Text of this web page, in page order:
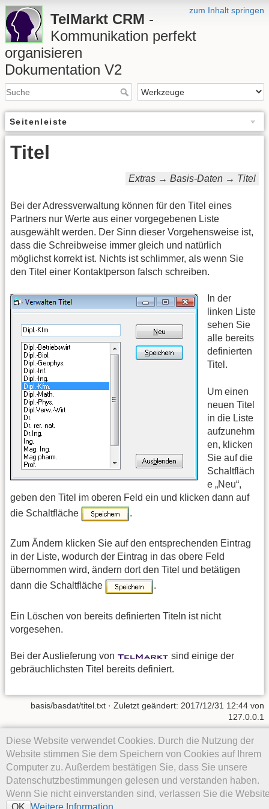
zum Inhalt springen
TelMarkt CRM -
Kommunikation perfekt
organisieren
Dokumentation V2
Seitenleiste
Titel
Extras → Basis-Daten → Titel
Bei der Adressverwaltung können für den Titel eines
Partners nur Werte aus einer vorgegebenen Liste
ausgewählt werden. Der Sinn dieser Vorgehensweise ist,
dass die Schreibweise immer gleich und natürlich
möglichst korrekt ist. Nichts ist schlimmer, als wenn Sie
den Titel einer Kontaktperson falsch schreiben.
In der
linken Liste
sehen Sie
alle bereits
definierten
Titel.
Um einen
neuen Titel
in die Liste
aufzunehm
en, klicken
Sie auf die
Schaltfläch
e „Neu“,
geben den Titel im oberen Feld ein und klicken dann auf
die Schaltfläche
.
Zum Ändern klicken Sie auf den entsprechenden Eintrag
in der Liste, wodurch der Eintrag in das obere Feld
übernommen wird, ändern dort den Titel und betätigen
dann die Schaltfläche
.
Ein Löschen von bereits definierten Titeln ist nicht
vorgesehen.
Bei der Auslieferung von
sind einige der
gebräuchlichsten Titel bereits definiert.
Diese Website verwendet Cookies. Durch die Nutzung der
Website stimmen Sie dem Speichern von Cookies auf Ihrem
Computer zu. Außerdem bestätigen Sie, dass Sie unsere
Datenschutzbestimmungen gelesen und verstanden haben.
Wenn Sie nicht einverstanden sind, verlassen Sie die
Weitere Information
basis/basdat/titel.txt · Zuletzt geändert: 2017/12/31 12:44 von
127.0.0.1
Falls nicht anders bezeichnet, ist der Inhalt dieses Wikis unter der
folgenden Lizenz veröffentlicht:
CC Attribution-Share Alike 4.0
International